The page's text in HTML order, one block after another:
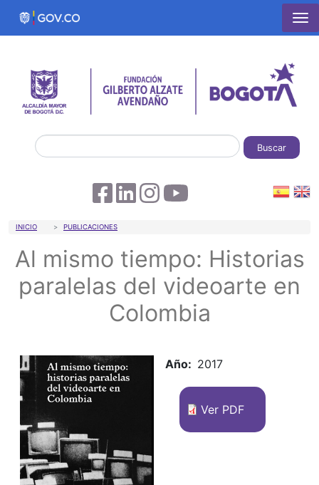
Pasar al contenido principal
Buscar
Sobrescribir enlaces de ayuda a la
INICIO PUBLICACIONES
Al mismo tiempo: Historias
paralelas del videoarte en
Colombia
Año 2017
Ver PDF